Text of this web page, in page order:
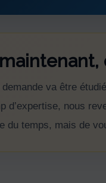
demande va être
d’expertise, nous
du temps, mais de